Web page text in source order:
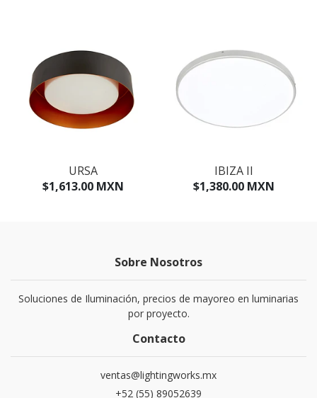
URSA
$1,613.00 MXN
IBIZA II
$1,380.00 MXN
Sobre Nosotros
Soluciones de Iluminación, precios de mayoreo en luminarias
por proyecto.
Contacto
ventas@lightingworks.mx
+52 (55) 89052639